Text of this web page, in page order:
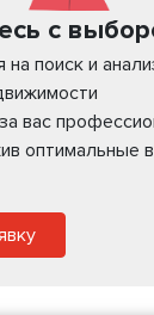
с
поиск и
вас
оптимальные